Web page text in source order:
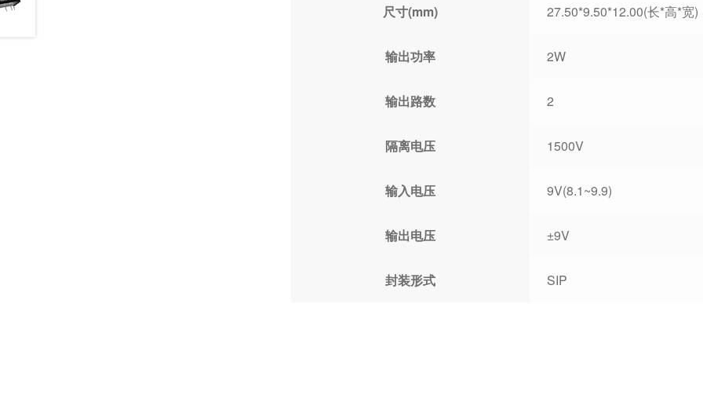
尺寸(mm) 27.50*9.50*12.00(长*高*宽)
输出功率 2W
输出路数 2
隔离电压 1500V
输入电压 9V(8.1~9.9)
输出电压 ±9V
封装形式 SIP